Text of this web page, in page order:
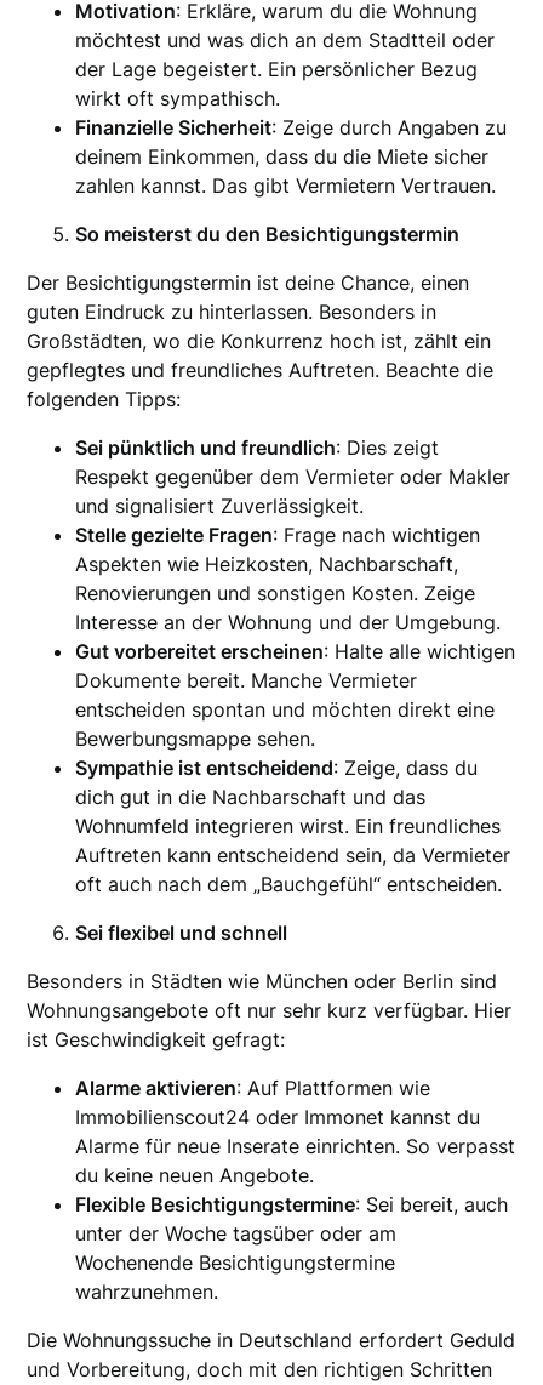
Motivation: Erkläre, warum du die Wohnung
möchtest und was dich an dem Stadtteil oder
der Lage begeistert. Ein persönlicher Bezug
wirkt oft sympathisch.
Finanzielle Sicherheit: Zeige durch Angaben zu
deinem Einkommen, dass du die Miete sicher
zahlen kannst. Das gibt Vermietern Vertrauen.
So meisterst du den Besichtigungstermin
Der Besichtigungstermin ist deine Chance, einen
guten Eindruck zu hinterlassen. Besonders in
Großstädten, wo die Konkurrenz hoch ist, zählt ein
gepflegtes und freundliches Auftreten. Beachte die
folgenden Tipps:
Sei pünktlich und freundlich: Dies zeigt
Respekt gegenüber dem Vermieter oder Makler
und signalisiert Zuverlässigkeit.
Stelle gezielte Fragen: Frage nach wichtigen
Aspekten wie Heizkosten, Nachbarschaft,
Renovierungen und sonstigen Kosten. Zeige
Interesse an der Wohnung und der Umgebung.
Gut vorbereitet erscheinen: Halte alle wichtigen
Dokumente bereit. Manche Vermieter
entscheiden spontan und möchten direkt eine
Bewerbungsmappe sehen.
Sympathie ist entscheidend: Zeige, dass du
dich gut in die Nachbarschaft und das
Wohnumfeld integrieren wirst. Ein freundliches
Auftreten kann entscheidend sein, da Vermieter
oft auch nach dem „Bauchgefühl“ entscheiden.
Sei flexibel und schnell
Besonders in Städten wie München oder Berlin sind
Wohnungsangebote oft nur sehr kurz verfügbar. Hier
ist Geschwindigkeit gefragt:
Alarme aktivieren: Auf Plattformen wie
Immobilienscout24 oder Immonet kannst du
Alarme für neue Inserate einrichten. So verpasst
du keine neuen Angebote.
Flexible Besichtigungstermine: Sei bereit, auch
unter der Woche tagsüber oder am
Wochenende Besichtigungstermine
wahrzunehmen.
Die Wohnungssuche in Deutschland erfordert Geduld
und Vorbereitung, doch mit den richtigen Schritten